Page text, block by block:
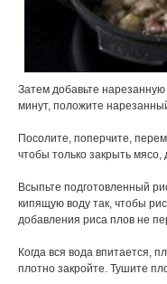
Затем добавьте
минут, положите
Посолите, поперчите,
чтобы только закрыть мясо,
Всыпьте подготовленный
кипящую воду так, чтобы
добавления риса плов не
Когда вся вода впитается,
плотно закройте. Тушите